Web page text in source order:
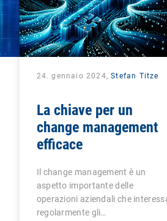
24. gennaio 2024,Stefan Titze
La chiave per un
change management
efficace
Il change management è un
aspetto importante delle
operazioni aziendali che
regolarmente gli…